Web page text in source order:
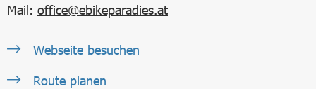
Mail: office@ebikeparadies.at
Webseite besuchen
Route planen